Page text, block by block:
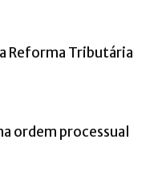
Reforma Tributária
ordem processual